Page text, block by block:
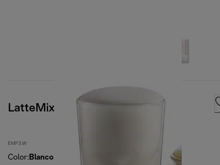
LatteMix
EMF3.W
Color: Blanco